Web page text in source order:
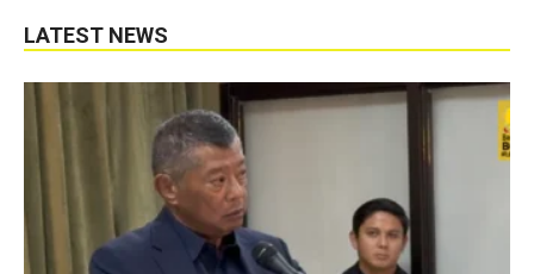
LATEST NEWS